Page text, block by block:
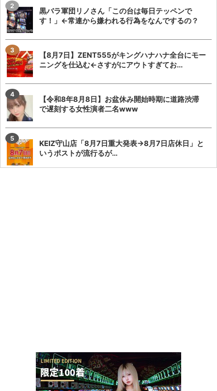
黒バラ軍団リノさん「この台は毎日テッペンで
す！」←常連から嫌われる行為をなんでするの？
【8月7日】ZENT555がキングハナハナ全台にモー
ニングを仕込む←さすがにアウトすぎてお...
【令和8年8月8日】お盆休み開始時期に道路渋滞
で遅刻する女性演者二名www
KEIZ守山店「8月7日重大発表→8月7日店休日」と
いうポストが流行るが…
代理店さんと8月の来店が1件の元パチ屋店員の女
性演者さんの寒いプロレスがコチラ